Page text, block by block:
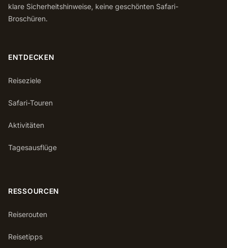
klare Sicherheitshinweise, keine geschönten Safari-
Broschüren.
ENTDECKEN
Reiseziele
Safari-Touren
Aktivitäten
Tagesausflüge
RESSOURCEN
Reiserouten
Reisetipps